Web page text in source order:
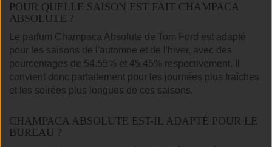
POUR QUELLE SAISON EST FAIT CHAMPACA
ABSOLUTE ?
Le parfum Champaca Absolute de Tom Ford est adapté
pour les saisons de l'automne et de l'hiver, avec des
pourcentages de 54.55% et 45.45% respectivement. Il
convient donc parfaitement pour les journées plus fraîches
et les soirées plus longues de ces saisons.
CHAMPACA ABSOLUTE EST-IL ADAPTÉ POUR LE
BUREAU ?